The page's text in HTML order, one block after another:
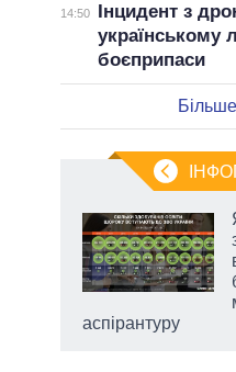
14:50
Інцидент з
українському
боєприпаси
аспірантуру